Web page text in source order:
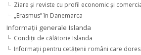
Ziare şi reviste cu profil economic şi
„Erasmus” în Danemarca
Informaţii generale Islanda
Condiţii de călătorie Islanda
Informaţii pentru cetăţenii români care